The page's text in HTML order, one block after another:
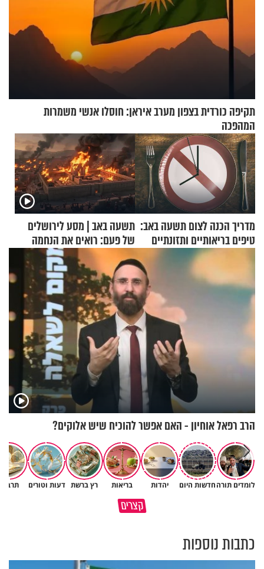
תקיפה כורדית בצפון מערב איראן: חוסלו אנשי משמרות
המהפכה
מדריך הכנה לצום תשעה באב:
טיפים בריאותיים ותזונתיים
לשמירה על הגוף
תשעה באב | מסע לירושלים
של פעם: רואים את הנחמה
הרב רפאל אוחיון - האם אפשר להוכיח שיש אלוקים?
לומדים תורהחדשות היום יהדות בריאות רץ ברשת דעות וטורים
קצרים
באיזה ארץ לומדים יותר גמרא
כתבות נוספות